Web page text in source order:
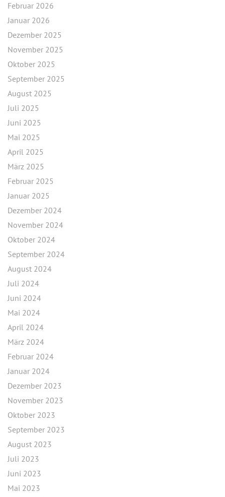
Februar 2026
Januar 2026
Dezember 2025
November 2025
Oktober 2025
September 2025
August 2025
Juli 2025
Juni 2025
Mai 2025
April 2025
März 2025
Februar 2025
Januar 2025
Dezember 2024
November 2024
Oktober 2024
September 2024
August 2024
Juli 2024
Juni 2024
Mai 2024
April 2024
März 2024
Februar 2024
Januar 2024
Dezember 2023
November 2023
Oktober 2023
September 2023
August 2023
Juli 2023
Juni 2023
Mai 2023